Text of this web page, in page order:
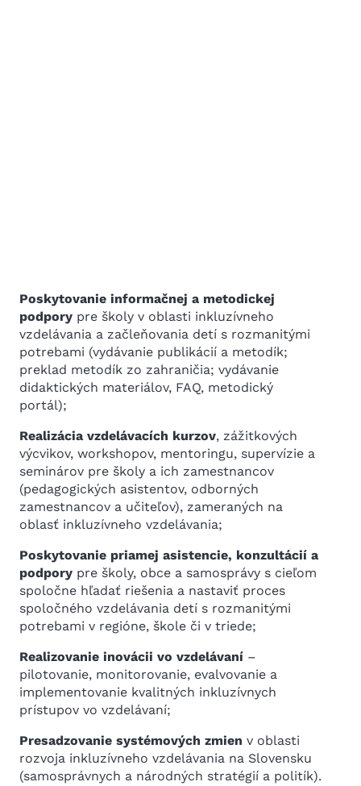
Poskytovanie informačnej a metodickej
podpory pre školy v oblasti inkluzívneho
vzdelávania a začleňovania detí s rozmanitými
potrebami (vydávanie publikácií a metodík;
preklad metodík zo zahraničia; vydávanie
didaktických materiálov, FAQ, metodický
portál);
Realizácia vzdelávacích kurzov, zážitkových
výcvikov, workshopov, mentoringu, supervízie a
seminárov pre školy a ich zamestnancov
(pedagogických asistentov, odborných
zamestnancov a učiteľov), zameraných na
oblasť inkluzívneho vzdelávania;
Poskytovanie priamej asistencie, konzultácií a
podpory pre školy, obce a samosprávy s cieľom
spoločne hľadať riešenia a nastaviť proces
spoločného vzdelávania detí s rozmanitými
potrebami v regióne, škole či v triede;
Realizovanie inovácii vo vzdelávaní –
pilotovanie, monitorovanie, evalvovanie a
implementovanie kvalitných inkluzívnych
prístupov vo vzdelávaní;
Presadzovanie systémových zmien v oblasti
rozvoja inkluzívneho vzdelávania na Slovensku
(samosprávnych a národných stratégií a politík).